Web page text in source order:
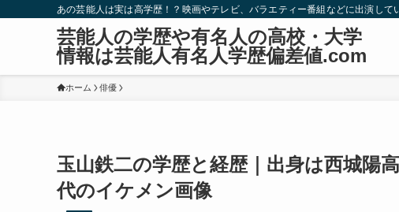
あの芸能人は実は高学歴！？映画やテレビ、バラエティー番組などに出演し
芸能人の学歴や有名人の高校・大学
情報は芸能人有名人学歴偏差値.com
ホーム 俳優
玉山鉄二の学歴と経歴｜出身は西城陽
代のイケメン画像